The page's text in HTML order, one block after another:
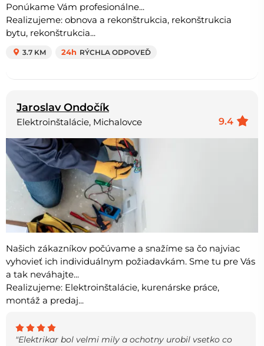
Ponúkame Vám profesionálne...
Realizujeme: obnova a rekonštrukcia, rekonštrukcia
bytu, rekonštrukcia...
3.7 KM 24h RÝCHLA ODPOVEĎ
Jaroslav Ondočík
9.4
Elektroinštalácie, Michalovce
Našich zákazníkov počúvame a snažíme sa čo najviac
vyhovieť ich individuálnym požiadavkám. Sme tu pre Vás
a tak neváhajte...
Realizujeme: Elektroinštalácie, kurenárske práce,
montáž a predaj...
"Elektrikar bol velmi mily a ochotny urobil vsetko co